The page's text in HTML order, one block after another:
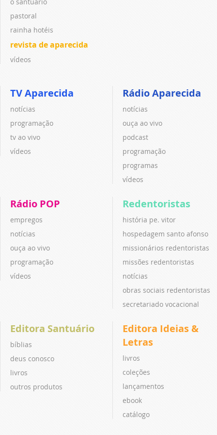
pastoral
rainha hotéis
revista de aparecida
vídeos
TV Aparecida
notícias
programação
tv ao vivo
vídeos
Rádio Aparecida
notícias
ouça ao vivo
podcast
programação
programas
vídeos
Rádio POP
empregos
notícias
ouça ao vivo
programação
vídeos
Redentoristas
história pe. vitor
hospedagem santo afonso
missionários redentoristas
missões redentoristas
notícias
obras sociais redentoristas
secretariado vocacional
Editora Santuário
bíblias
deus conosco
livros
outros produtos
Editora Ideias &
Letras
livros
coleções
lançamentos
ebook
catálogo